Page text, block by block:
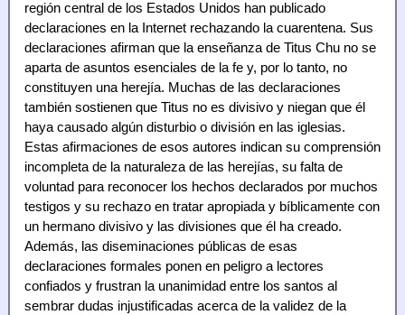
región central de los Estados Unidos han publicado
declaraciones en la Internet rechazando la cuarentena. Sus
declaraciones afirman que la enseñanza de Titus Chu no se
aparta de asuntos esenciales de la fe y, por lo tanto, no
constituyen una herejía. Muchas de las declaraciones
también sostienen que Titus no es divisivo y niegan que él
haya causado algún disturbio o división en las iglesias.
Estas afirmaciones de esos autores indican su comprensión
incompleta de la naturaleza de las herejías, su falta de
voluntad para reconocer los hechos declarados por muchos
testigos y su rechazo en tratar apropiada y bíblicamente con
un hermano divisivo y las divisiones que él ha creado.
Además, las diseminaciones públicas de esas
declaraciones formales ponen en peligro a lectores
confiados y frustran la unanimidad entre los santos al
sembrar dudas injustificadas acerca de la validez de la